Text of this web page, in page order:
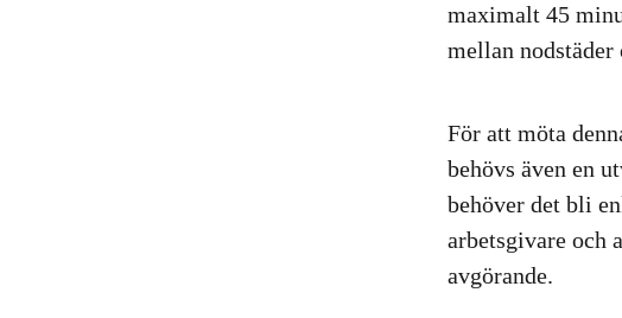
maximalt 45
mellan
För att möta
behövs även en
behöver det bli
arbetsgivare och
avgörande.